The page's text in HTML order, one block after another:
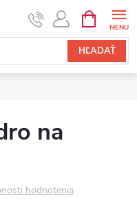
HĽADAŤ
KOŠÍK
na
hodnotenia